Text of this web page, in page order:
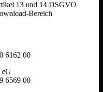
13 und 14 DSGVO
Bereich
6162 00
6569 00